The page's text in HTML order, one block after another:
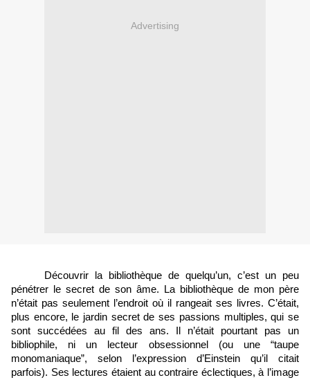
Advertising
Découvrir la bibliothèque de quelqu’un, c’est un peu
pénétrer le secret de son âme. La bibliothèque de mon père
n’était pas seulement l’endroit où il rangeait ses livres. C’était,
plus encore, le jardin secret de ses passions multiples, qui se
sont succédées au fil des ans. Il n’était pourtant pas un
bibliophile, ni un lecteur obsessionnel (ou une “taupe
monomaniaque”, selon l’expression d’Einstein qu’il citait
parfois). Ses lectures étaient au contraire éclectiques, à l’image